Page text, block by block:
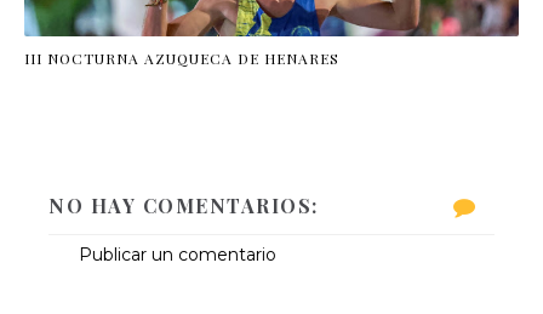
III NOCTURNA AZUQUECA DE HENARES
NO HAY COMENTARIOS:
Publicar un comentario